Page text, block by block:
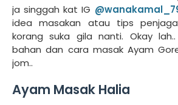
ja singgah kat IG
idea masakan atau tips
korang suka gila nanti. Okay
bahan dan cara masak Ayam
jom..
Ayam Masak Halia